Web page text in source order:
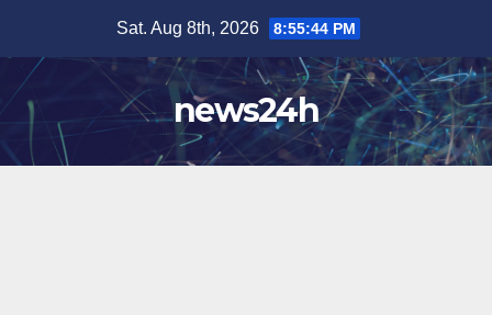
content
Sat. Aug 8th, 2026 8:55:46 PM
news24h